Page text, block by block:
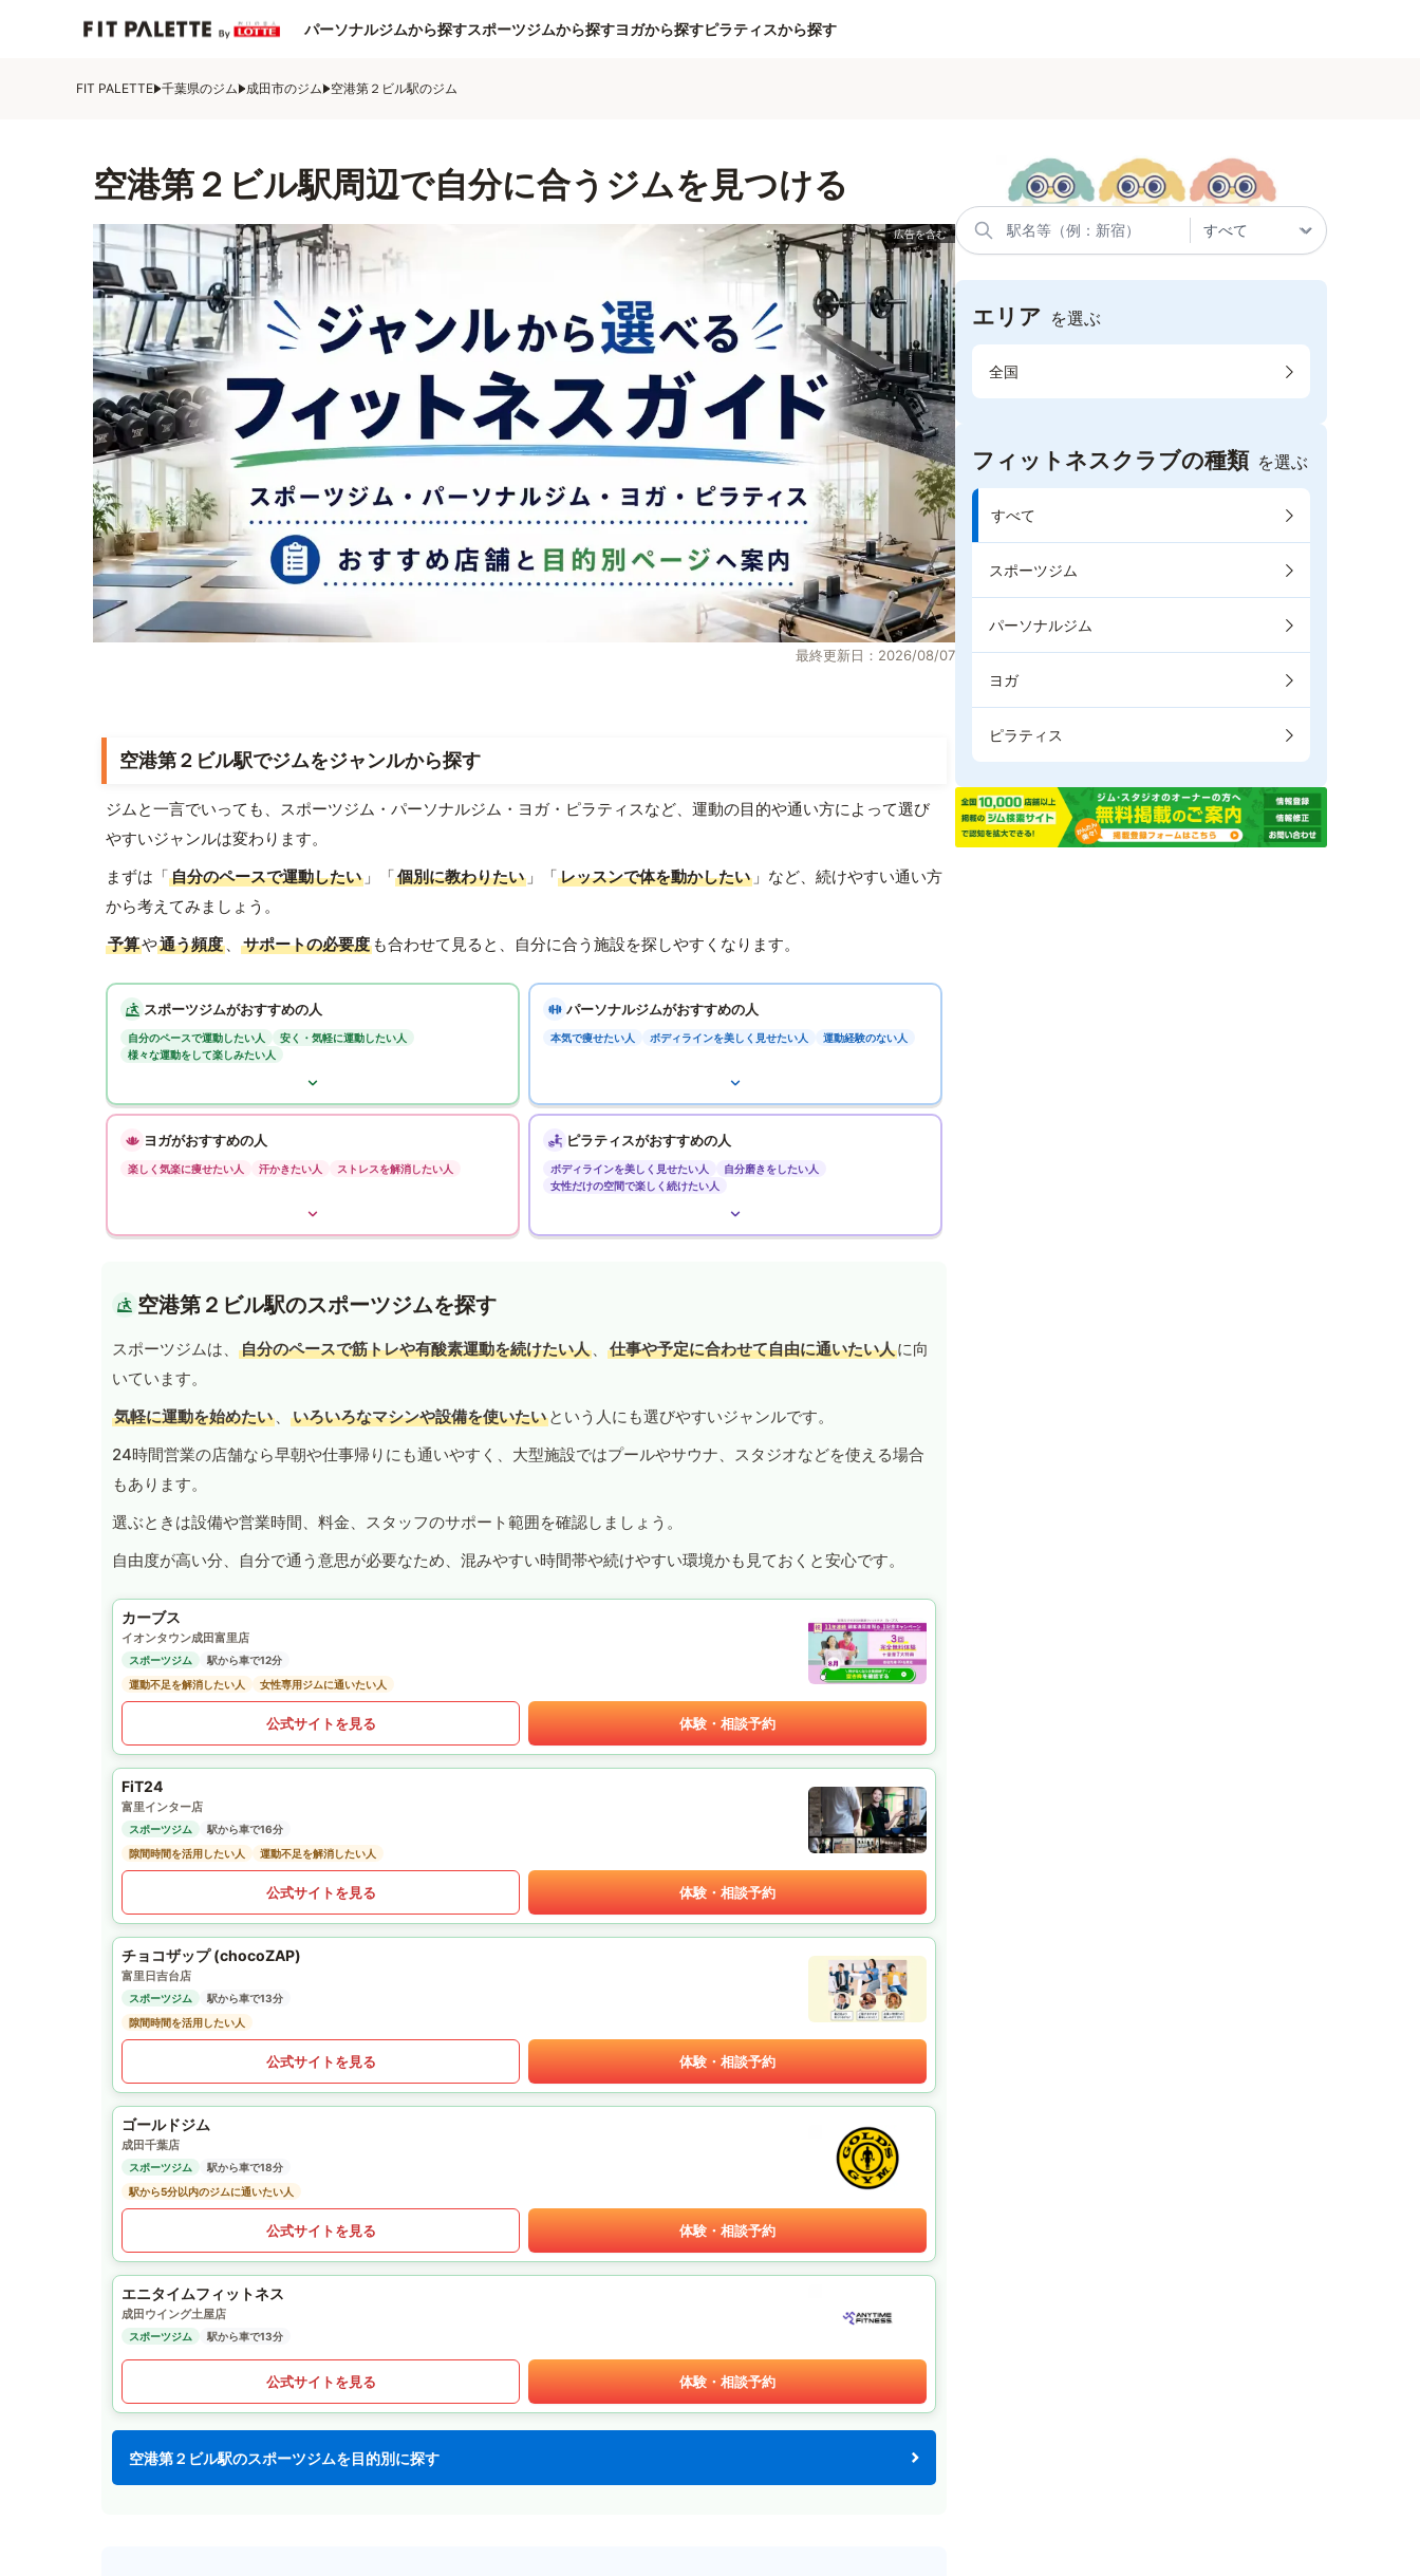
パーソナルジムから探すスポーツジムから探すヨガから探すピラティスから探す
FIT PALETTE 千葉県のジム 成田市のジム 空港第２ビル駅のジム
空港第２ビル駅周辺で自分に合うジムを見つける
最終更新日：2026/08/07
空港第２ビル駅でジムをジャンルから探す
ジムと一言でいっても、スポーツジム・パーソナルジム・ヨガ・ピラティスなど、運動の目的や通い方によって選び
やすいジャンルは変わります。
まずは「自分のペースで運動したい 」「個別に教わりたい 」「レッスンで体を動かしたい 」など、続けやすい通い方
から考えてみましょう。
予算や通う頻度 、 サポートの必要度 も合わせて見ると、自分に合う施設を探しやすくなります。
スポーツジムがおすすめの人
自分のペースで運動したい人
安く・気軽に運動したい人
様々な運動をして楽しみたい人
パーソナルジムがおすすめの人
本気で痩せたい人 ボディラインを美しく見せたい人 運動経験のない人
ヨガがおすすめの人
楽しく気楽に痩せたい人 汗かきたい人 ストレスを解消したい人
ピラティスがおすすめの人
ボディラインを美しく見せたい人
自分磨きをしたい人
女性だけの空間で楽しく続けたい人
空港第２ビル駅のスポーツジムを探す
スポーツジムは、 自分のペースで筋トレや有酸素運動を続けたい人 、 仕事や予定に合わせて自由に通いたい人に向
いています。
気軽に運動を始めたい 、 いろいろなマシンや設備を使いたい という人にも選びやすいジャンルです。
24時間営業の店舗なら早朝や仕事帰りにも通いやすく、大型施設ではプールやサウナ、スタジオなどを使える場合
もあります。
選ぶときは設備や営業時間、料金、スタッフのサポート範囲を確認しましょう。
自由度が高い分、自分で通う意思が必要なため、混みやすい時間帯や続けやすい環境かも見ておくと安心です。
カーブス
イオンタウン成田富里店
スポーツジム
駅から車で12分
運動不足を解消したい人
女性専用ジムに通いたい人
公式サイトを見る 体験・相談予約
FiT24
富里インター店
スポーツジム
駅から車で16分
隙間時間を活用したい人
運動不足を解消したい人
公式サイトを見る 体験・相談予約
チョコザップ (chocoZAP)
富里日吉台店
スポーツジム
駅から車で13分
隙間時間を活用したい人
公式サイトを見る 体験・相談予約
ゴールドジム
成田千葉店
スポーツジム
駅から車で18分
駅から5分以内のジムに通いたい人
公式サイトを見る 体験・相談予約
エニタイムフィットネス
成田ウイング土屋店
スポーツジム 駅から車で13分
公式サイトを見る 体験・相談予約
空港第２ビル駅のスポーツジムを目的別に探す
エリア を選ぶ
全国
フィットネスクラブの種類 を選ぶ
すべて
スポーツジム
パーソナルジム
ヨガ
ピラティス